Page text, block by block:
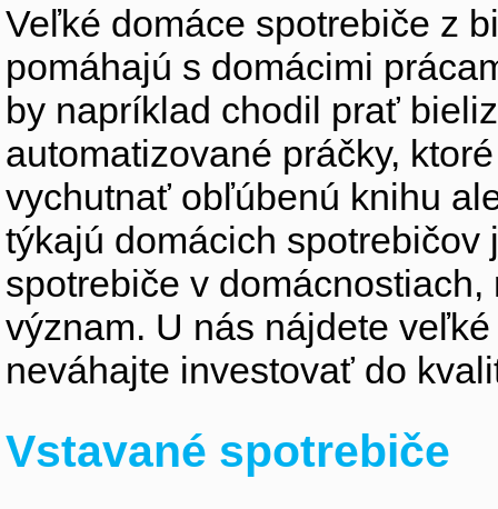
Veľké domáce spotrebiče z
pomáhajú s domácimi
by napríklad chodil prať
automatizované práčky,
vychutnať obľúbenú knihu
týkajú domácich
spotrebiče v
význam. U nás nájdete
neváhajte investovať do
Vstavané spotrebiče